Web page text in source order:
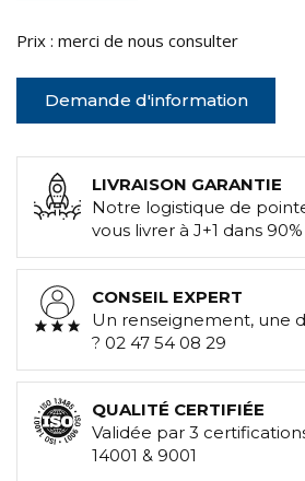
Prix : merci de nous consulter
Demande d'information
LIVRAISON GARANTIE
Notre logistique de
vous livrer à J+1 dans
CONSEIL EXPERT
Un renseignement, une
? 02 47 54 08 29
QUALITÉ CERTIFIÉE
Validée par 3
14001 & 9001